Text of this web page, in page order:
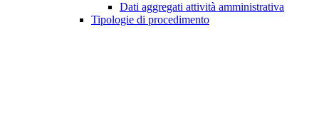
Dati aggregati attività amministrativa
Tipologie di procedimento